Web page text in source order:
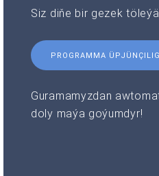
Siz diňe bir gezek
PROGRAMMA
Guramamyzdan
doly maýa goýumdyr!